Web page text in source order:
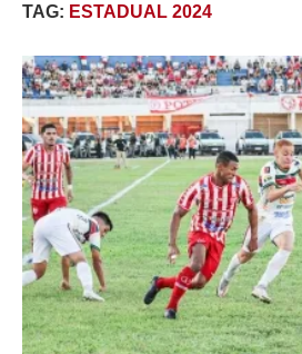
TAG: ESTADUAL 2024